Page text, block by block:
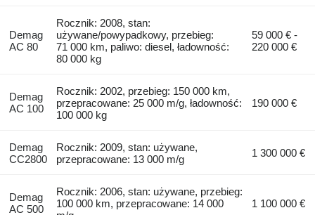
Demag
AC 80
Rocznik: 2008, stan:
używane/powypadkowy, przebieg:
71 000 km, paliwo: diesel, ładowność:
80 000 kg
59 000 € -
220 000 €
Demag
AC 100
Rocznik: 2002, przebieg: 150 000 km,
przepracowane: 25 000 m/g, ładowność:
100 000 kg
190 000 €
Demag
CC2800
Rocznik: 2009, stan: używane,
przepracowane: 13 000 m/g
1 300 000 €
Demag
AC 500
Rocznik: 2006, stan: używane, przebieg:
100 000 km, przepracowane: 14 000
1 100 000 €